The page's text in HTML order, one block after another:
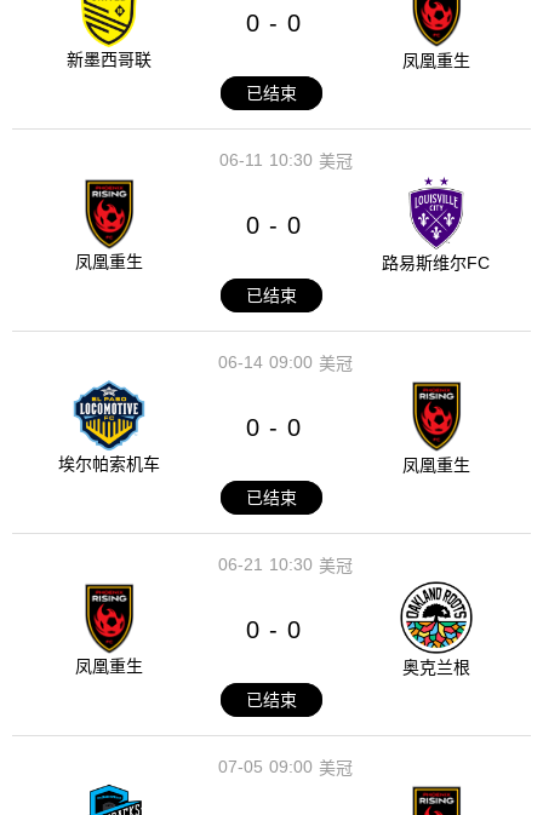
新墨西哥联
0 - 0
凤凰重生
已结束
10:30
06-11 美冠
凤凰重生
0 - 0
路易斯维尔FC
已结束
09:00
06-14 美冠
埃尔帕索机车
0 - 0
凤凰重生
已结束
10:30
06-21 美冠
凤凰重生
0 - 0
奥克兰根
已结束
09:00
07-05 美冠